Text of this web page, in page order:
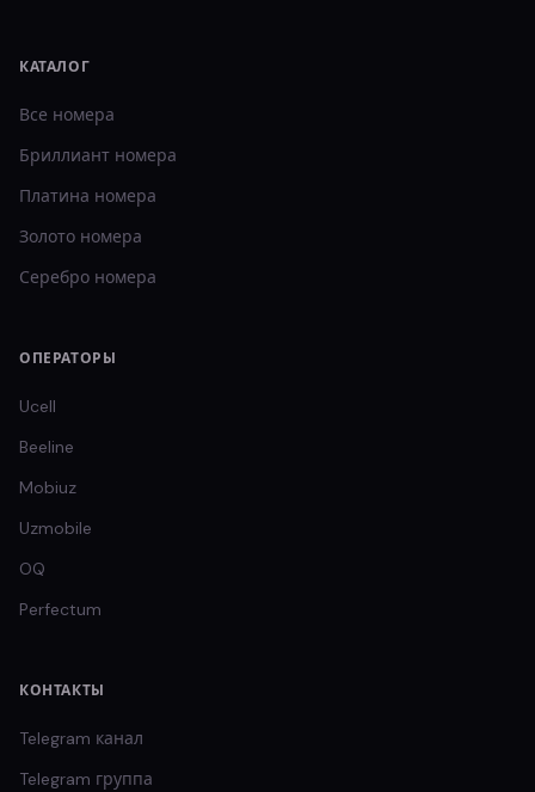
КАТАЛОГ
Все номера
Бриллиант номера
Платина номера
Золото номера
Серебро номера
ОПЕРАТОРЫ
Ucell
Beeline
Mobiuz
Uzmobile
OQ
Perfectum
КОНТАКТЫ
Telegram канал
Telegram группа